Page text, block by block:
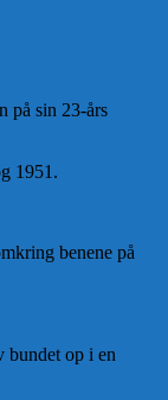
på sin 23-års
1951.
benene på
bundet op i en